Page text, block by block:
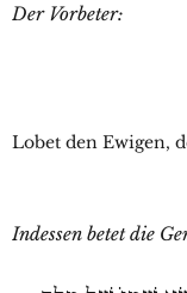
Der Vorbeter:
Lobet den Ewigen,
Indessen betet die